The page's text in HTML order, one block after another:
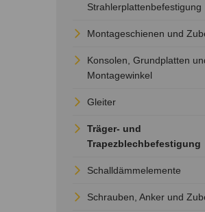
Strahlerplattenbefestigung
Montageschienen und
Konsolen, Grundplatten
Montagewinkel
Gleiter
Träger- und
Trapezblechbefestigung
Schalldämmelemente
Schrauben, Anker und